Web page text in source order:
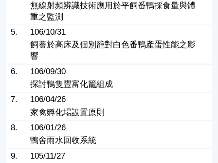
無線射頻辨識技術應用於平飼番鴨採食量與體
重之監測
5.
106/10/31
飼養於高床及個別籠對白色番鴨產蛋性能之影
響
6.
106/09/30
探討鴨隻豐富化籠組成
7.
106/04/26
家禽孵化場設置原則
8.
106/01/26
鴨舍雨水回收系統
9.
105/11/27